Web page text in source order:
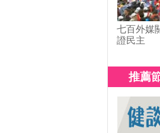
七百外媒
證民主
推薦